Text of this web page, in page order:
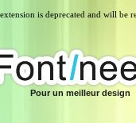
is deprecated and will be
Pour un meilleur design